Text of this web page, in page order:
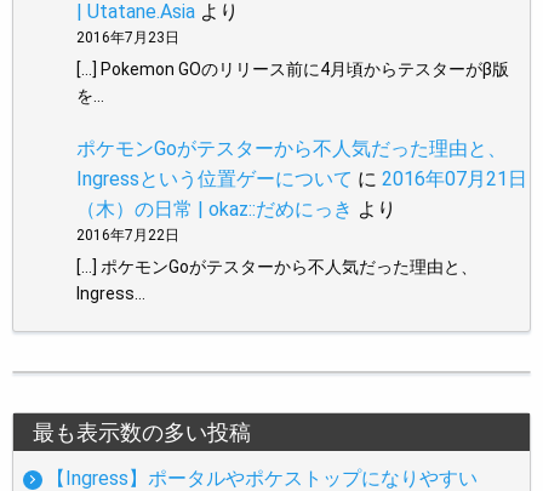
| Utatane.Asia より
2016年7月23日
[…] Pokemon GOのリリース前に4月頃からテスターがβ版
を…
ポケモンGoがテスターから不人気だった理由と、
Ingressという位置ゲーについて に 2016年07月21日
（木）の日常 | okaz::だめにっき より
2016年7月22日
[…] ポケモンGoがテスターから不人気だった理由と、
Ingress…
最も表示数の多い投稿
【Ingress】ポータルやポケストップになりやすい